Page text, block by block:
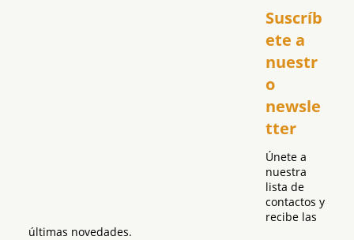
Suscríb
ete a
nuestr
o
newsle
tter
Únete a
nuestra
lista de
contactos y
recibe las
últimas novedades.